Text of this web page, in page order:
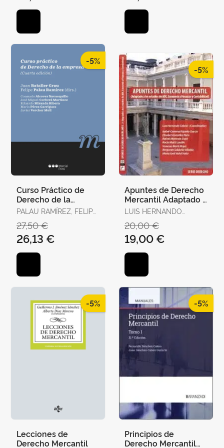
-5%
Curso Práctico de
Derecho de la
Empresa
PALAU RAMÍREZ, FELIPE
JUAN
27,50 €
26,13 €
-5%
Apuntes de Derecho
Mercantil Adaptado a
Estudios de Ade
LUIS HERNANDO
GEMMA FAJARDO
20,00 €
19,00 €
-5%
Lecciones de
Derecho Mercantil
-5%
Principios de
Derecho Mercantil